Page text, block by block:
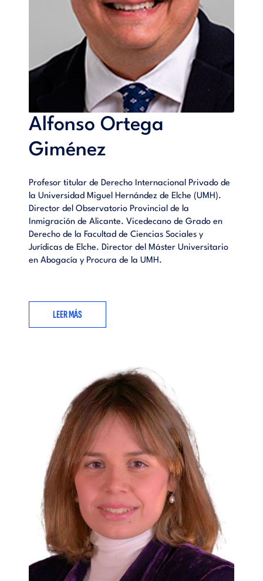
una serie de factores que puedan servir de ayuda
y evite cometer errores frecuentes cuando una
empresa decide iniciar su periplo en busca de los
mercados exteriores.
Este manual presta la ayuda necesaria, despeja
incertidumbres y constituye una exitosa vía para emprender
la internacionalización de la empresa con garantías.
Índice:
Presentación.- Introducción a la internacionalización
Visión estratégica del plan de internacionalización.- Visión
operativa del plan de internacionalización.- Esquema final
del plan de internacionalización y su correcta implementación
en la empresa.- Claves para el éxito de la empresa en el
proceso de internacionalización empresarial.- Bibliografía.-
Enlaces web consultados.- Los autores.
Alfonso Ortega
Giménez
Profesor titular de Derecho Internacional Privado de
la Universidad Miguel Hernández de Elche (UMH).
Director del Observatorio Provincial de la
Inmigración de Alicante. Vicedecano de Grado en
Derecho de la Facultad de Ciencias Sociales y
Jurídicas de Elche. Director del Máster Universitario
en Abogacía y Procura de la UMH.
LEER MÁS